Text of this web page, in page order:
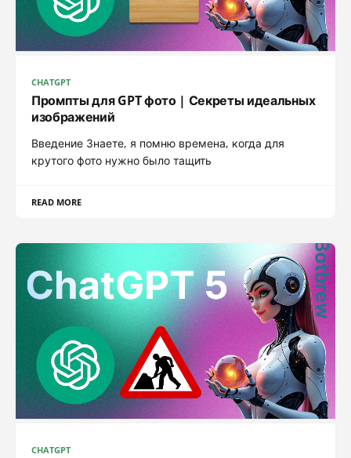
CHATGPT
Промпты для GPT фото | Секреты идеальных
изображений
Введение Знаете, я помню времена, когда для
крутого фото нужно было тащить
READ MORE
CHATGPT